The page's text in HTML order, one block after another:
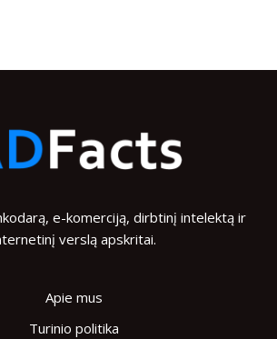
e-komerciją, dirbtinį intelektą ir
verslą apskritai.
Apie mus
Turinio politika